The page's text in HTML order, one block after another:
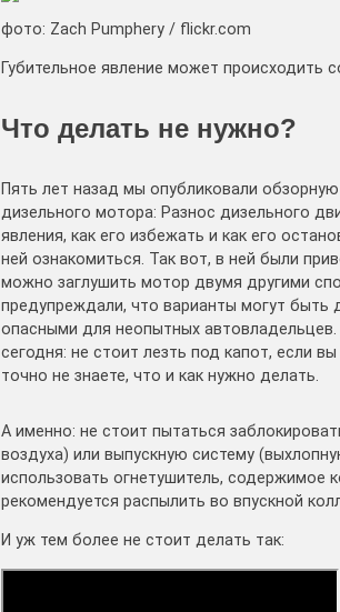
фото: Zach Pumphery / flickr.com
Губительное явление может происходить
Что делать не нужно?
Пять лет назад мы опубликовали
дизельного мотора: Разнос дизельного
явления, как его избежать и как его
ней ознакомиться. Так вот, в ней были
можно заглушить мотор двумя другими
предупреждали, что варианты могут быть
опасными для неопытных
сегодня: не стоит лезть под капот, если
точно не знаете, что и как нужно делать.
А именно: не стоит пытаться
воздуха) или выпускную систему
использовать огнетушитель, содержимое
рекомендуется распылить во впускной
И уж тем более не стоит делать так: